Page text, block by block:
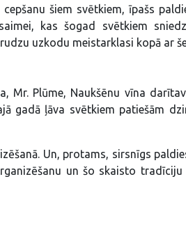
šiem svētkiem, īpašs
kas šogad svētkiem
uzkodu meistarklasi kopā ar
Mr. Plūme, Naukšēnu vīna
gadā ļāva svētkiem patiešām
Un, protams, sirsnīgs
un šo skaisto